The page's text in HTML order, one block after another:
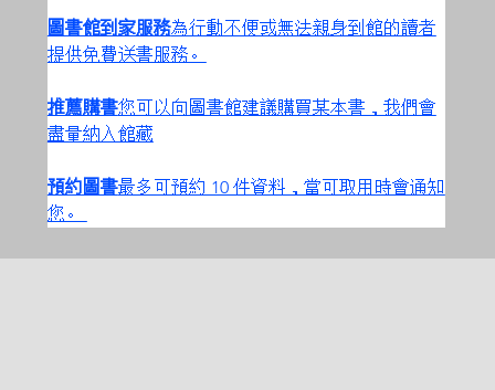
圖書館到家服務為行動不便或無法親身到館的讀者
提供免費送書服務。
推薦購書您可以向圖書館建議購買某本書，我們會
盡量納入館藏
預約圖書最多可預約 10 件資料，當可取用時會通知
您。